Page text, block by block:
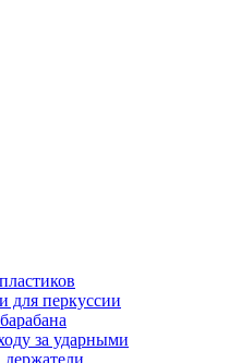
для перкуссии
за ударными